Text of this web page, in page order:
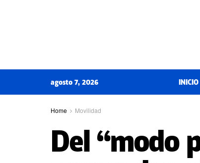
agosto 7, 2026 INICIO
Home Movilidad
Del “modo